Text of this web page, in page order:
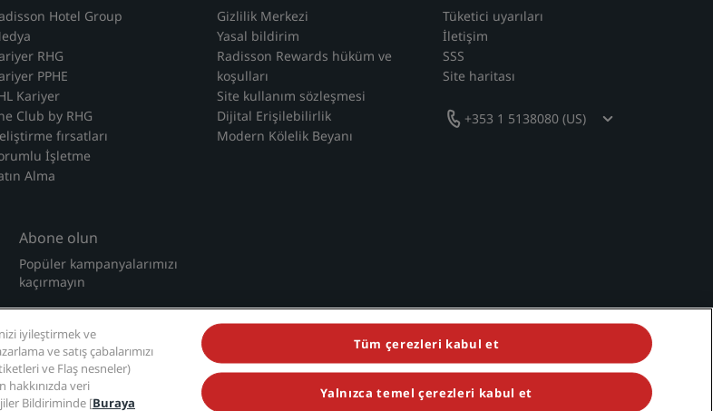
Hotel Group
RHG
PPHE
Kariyer
Club by RHG
fırsatları
İşletme
Alma
Gizlilik Merkezi
Yasal bildirim
Radisson Rewards hüküm ve
koşulları
Site kullanım sözleşmesi
Dijital Erişilebilirlik
Modern Kölelik Beyanı
Tüketici uyarıları
İletişim
SSS
Site haritası
+353 1 5138080 (US)
Abone olun
Popüler kampanyalarımızı
kaçırmayın
iyileştirmek ve
ve satış çabalarımızı
ve Flaş nesneler)
hakkınızda veri
Bildiriminde [Buraya
Tüm çerezleri kabul et
Yalnızca temel çerezleri kabul et